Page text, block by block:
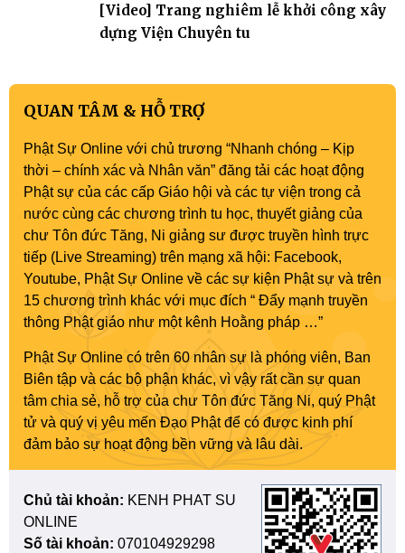
[Video] Trang nghiêm lễ khởi công xây
dựng Viện Chuyên tu
QUAN TÂM & HỖ TRỢ
Phật Sự Online với chủ trương “Nhanh chóng – Kịp
thời – chính xác và Nhân văn” đăng tải các hoạt động
Phật sự của các cấp Giáo hội và các tự viện trong cả
nước cùng các chương trình tu học, thuyết giảng của
chư Tôn đức Tăng, Ni giảng sư được truyền hình trực
tiếp (Live Streaming) trên mạng xã hội: Facebook,
Youtube, Phật Sự Online về các sự kiện Phật sự và trên
15 chương trình khác với mục đích “ Đẩy mạnh truyền
thông Phật giáo như một kênh Hoằng pháp …”
Phật Sự Online có trên 60 nhân sự là phóng viên, Ban
Biên tập và các bộ phận khác, vì vậy rất cần sự quan
tâm chia sẻ, hỗ trợ của chư Tôn đức Tăng Ni, quý Phật
tử và quý vị yêu mến Đạo Phật để có được kinh phí
đảm bảo sự hoạt động bền vững và lâu dài.
Chủ tài khoản: KENH PHAT SU
ONLINE
Số tài khoản: 070104929298